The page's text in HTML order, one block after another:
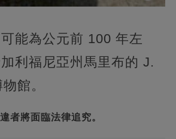
能為公元前 100 年左
利福尼亞州馬里布的 J.
館。
者將面臨法律追究。